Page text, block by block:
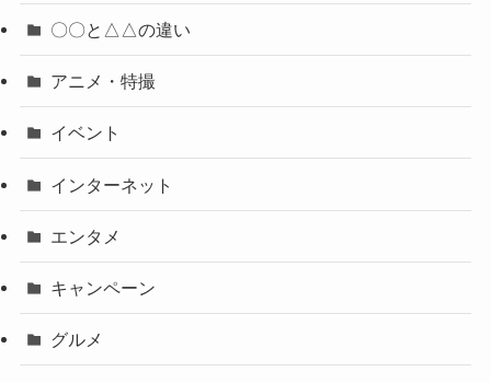
〇〇と△△の違い
アニメ・特撮
イベント
インターネット
エンタメ
キャンペーン
グルメ